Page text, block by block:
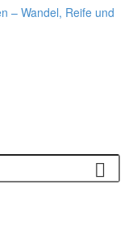
– Wandel, Reife und